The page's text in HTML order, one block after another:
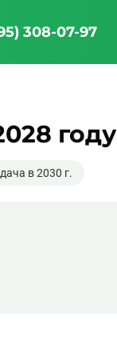
308-07-97
году
в 2030 г.